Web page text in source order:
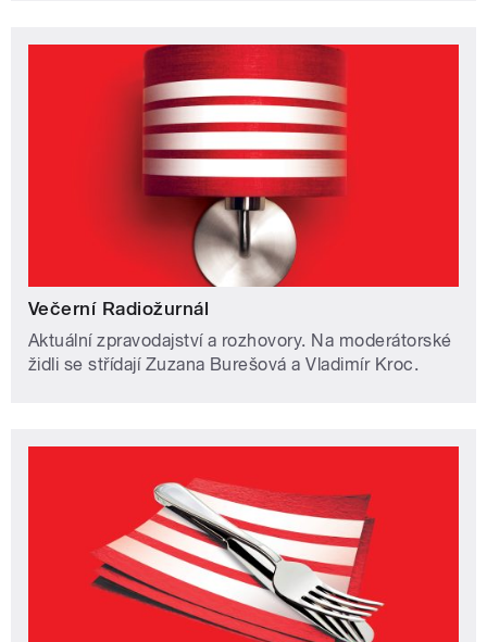
Večerní Radiožurnál
Aktuální zpravodajství a rozhovory. Na moderátorské
židli se střídají Zuzana Burešová a Vladimír Kroc.